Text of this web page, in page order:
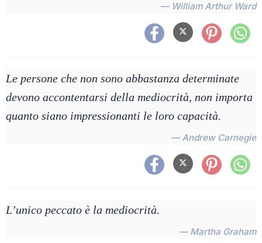
— William Arthur Ward
Le persone che non sono abbastanza determinate
devono accontentarsi della mediocrità, non importa
quanto siano impressionanti le loro capacità.
— Andrew Carnegie
L’unico peccato è la mediocrità.
— Martha Graham